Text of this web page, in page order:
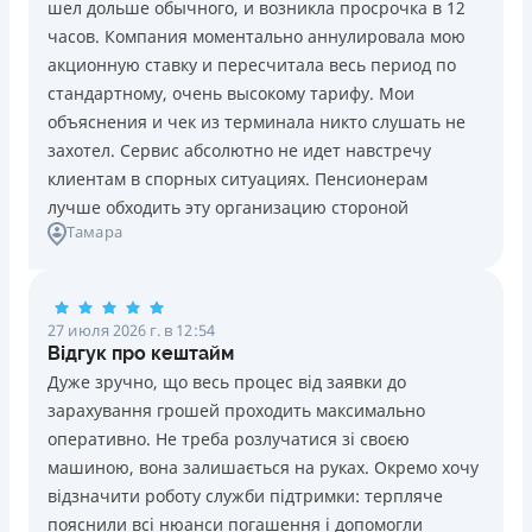
Погашение
В кассах и терминалах отделений
Оплата на расчетный счёт
Онлайн (через сайт или интернет-банкинг)
Через терминалы самообслуживания
Лицензия НБУ
Лицензия НБУ №10
Вся информация о кредите
ПОЛУЧИТЬ ЗАЙМ
Возраст
18 - 70 лет
Преимущества
Сниженная процентная ставка 0,01% в день для
новых клиентов на период от 3 до 30 дней (после
этого стандартная ставка 1%)
Запрашиваются только данные паспорта, ИНН, номер
банковской карты и телефона
проблемной кредитной историей.
Переводятся деньги на банковскую карту сразу после
подписания электронного договора о предоставлении
кредита
Дарятся скидки до -99% постоянным клиентам на
будущие кредиты согласно программе лояльности
Программа лояльности для постоянных клиентов
Круглосуточная поддержка в Viber, Telegram,
шел дольше обычного, и возникла просрочка в 12
часов. Компания моментально аннулировала мою
акционную ставку и пересчитала весь период по
стандартному, очень высокому тарифу. Мои
объяснения и чек из терминала никто слушать не
захотел. Сервис абсолютно не идет навстречу
клиентам в спорных ситуациях. Пенсионерам
лучше обходить эту организацию стороной
Тамара
27 июля 2026 г. в 12:54
Відгук про кештайм
Дуже зручно, що весь процес від заявки до
зарахування грошей проходить максимально
оперативно. Не треба розлучатися зі своєю
машиною, вона залишається на руках. Окремо хочу
відзначити роботу служби підтримки: терпляче
пояснили всі нюанси погашення і допомогли